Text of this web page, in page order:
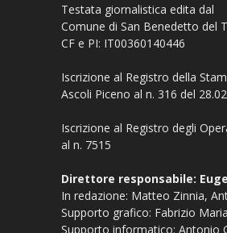
Testata giornalistica edita dal
Comune di San Benedetto del
CF e PI: IT00360140446
Iscrizione al Registro della
Ascoli Piceno al n. 316 del
Iscrizione al Registro degli
al n. 7515
Direttore responsabile:
In redazione: Matteo Zinnia,
Supporto grafico: Fabrizio
Supporto informatico: Antonio